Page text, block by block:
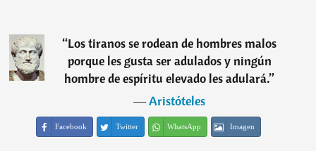
“Los tiranos se rodean de hombres malos
porque les gusta ser adulados y ningún
hombre de espíritu elevado les adulará.”
―Aristóteles
Facebook Twitter WhatsApp Imagen